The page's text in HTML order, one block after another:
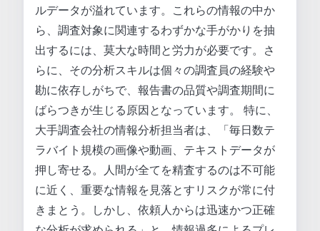
ルデータが溢れています。これらの情報の中か
ら、調査対象に関連するわずかな手がかりを抽
出するには、莫大な時間と労力が必要です。さ
らに、その分析スキルは個々の調査員の経験や
勘に依存しがちで、報告書の品質や調査期間に
ばらつきが生じる原因となっています。 特に、
大手調査会社の情報分析担当者は、「毎日数テ
ラバイト規模の画像や動画、テキストデータが
押し寄せる。人間が全てを精査するのは不可能
に近く、重要な情報を見落とすリスクが常に付
きまとう。しかし、依頼人からは迅速かつ正確